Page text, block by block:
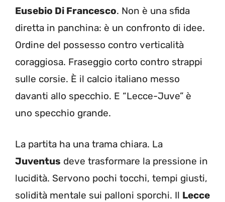
Eusebio Di Francesco. Non è una sfida
diretta in panchina: è un confronto di idee.
Ordine del possesso contro verticalità
coraggiosa. Fraseggio corto contro strappi
sulle corsie. È il calcio italiano messo
davanti allo specchio. E “Lecce-Juve” è
uno specchio grande.
La partita ha una trama chiara. La
Juventus deve trasformare la pressione in
lucidità. Servono pochi tocchi, tempi giusti,
solidità mentale sui palloni sporchi. Il Lecce